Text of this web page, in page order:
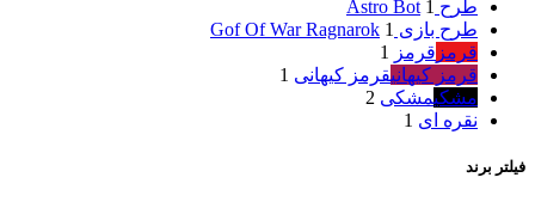
طرح Astro Bot 1
طرح بازی Gof Of War Ragnarok 1
قرمز قرمز
1
قرمز کیهانیقرمز کیهانی 1
مشکیمشکی 2
نقره ای 1
فیلتر برند